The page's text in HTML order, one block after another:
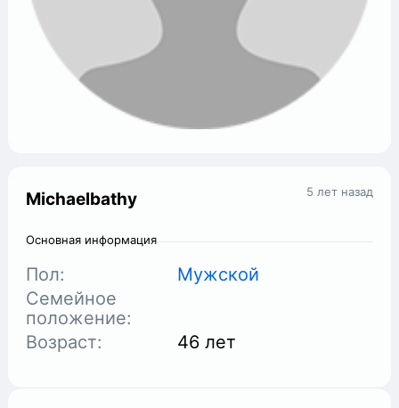
5 лет назад
Michaelbathy
Основная информация
Пол:
Мужской
Семейное
положение:
Возраст:
46 лет